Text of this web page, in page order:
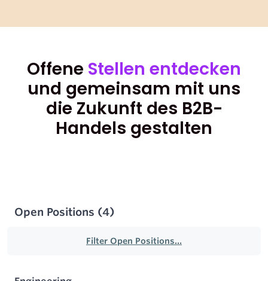
Offene Stellen entdecken
und gemeinsam mit uns
die Zukunft des B2B-
Handels gestalten